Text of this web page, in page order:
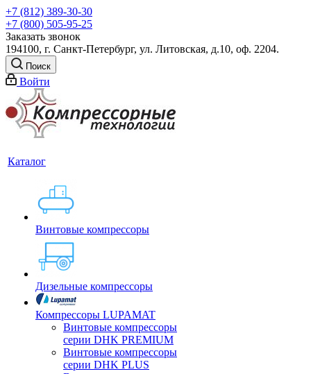
+7 (812) 389-30-30
+7 (800) 505-95-25
Заказать звонок
194100, г. Санкт-Петербург, ул. Литовская, д.10, оф. 2204.
Поиск
Войти
Каталог
Винтовые компрессоры
Дизельные компрессоры
Компрессоры LUPAMAT
Винтовые компрессоры
серии DHK PREMIUM
Винтовые компрессоры
серии DHK PLUS